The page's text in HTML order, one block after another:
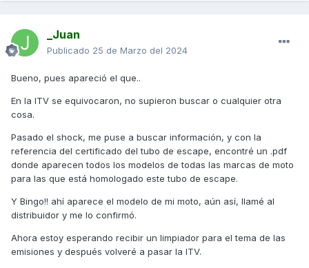
_Juan
Publicado 25 de Marzo del 2024
Bueno, pues apareció el que..
En la ITV se equivocaron, no supieron buscar o cualquier otra
cosa.
Pasado el shock, me puse a buscar información, y con la
referencia del certificado del tubo de escape, encontré un .pdf
donde aparecen todos los modelos de todas las marcas de moto
para las que está homologado este tubo de escape.
Y Bingo!! ahí aparece el modelo de mi moto, aún así, llamé al
distribuidor y me lo confirmó.
Ahora estoy esperando recibir un limpiador para el tema de las
emisiones y después volveré a pasar la ITV.